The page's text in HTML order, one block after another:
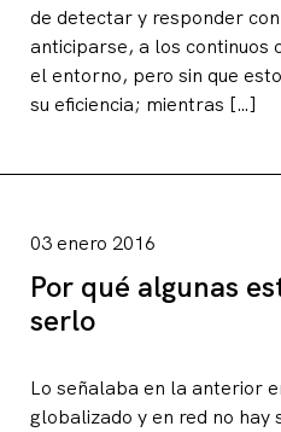
de detectar y responder
anticiparse, a los continuos
el entorno, pero sin que
su eficiencia; mientras […]
03 enero 2016
Por qué algunas
serlo
Lo señalaba en la anterior
globalizado y en red no hay